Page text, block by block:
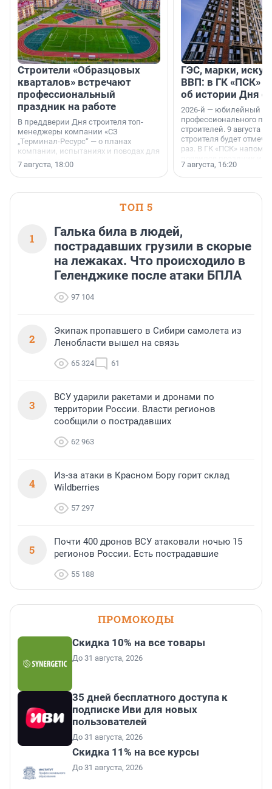
Строители «Образцовых
кварталов» встречают
профессиональный
праздник на работе
В преддверии Дня строителя топ-
менеджеры компании «СЗ
„Терминал-Ресурс“ — о планах
компании, испытаниях и поводах для
осторожного оптимизма.
7 августа, 18:00
ГЭС, марки,
ВВП: в ГК «ПСК»
об истории Дня
2026-й — юбилейный
профессионального
строителей. 9 августа
строителя будет
раз. В ГК «ПСК»
поменялась роль
7 августа, 16:20
ТОП 5
1
Галька била в людей,
пострадавших грузили в скорые
на лежаках. Что происходило в
Геленджике после атаки БПЛА
97 104
2
Экипаж пропавшего в Сибири самолета из
Ленобласти вышел на связь
65 324 61
3
ВСУ ударили ракетами и дронами по
территории России. Власти регионов
сообщили о пострадавших
62 963
4
Из-за атаки в Красном Бору горит склад
Wildberries
57 297
5
Почти 400 дронов ВСУ атаковали ночью 15
регионов России. Есть пострадавшие
55 188
ПРОМОКОДЫ
Скидка 10% на все товары
До 31 августа, 2026
35 дней бесплатного доступа к
подписке Иви для новых
пользователей
До 31 августа, 2026
Скидка 11% на все курсы
До 31 августа, 2026